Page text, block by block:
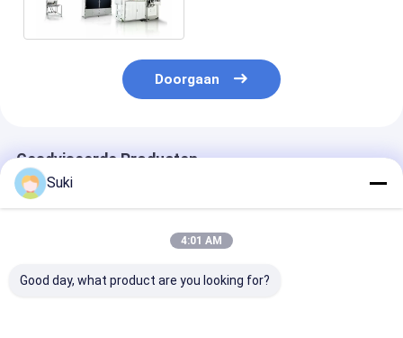
Doorgaan
Geadviseerde Producten
Suki
4:01 AM
Good day, what product are you looking for?